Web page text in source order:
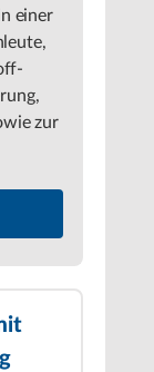
einer
zur